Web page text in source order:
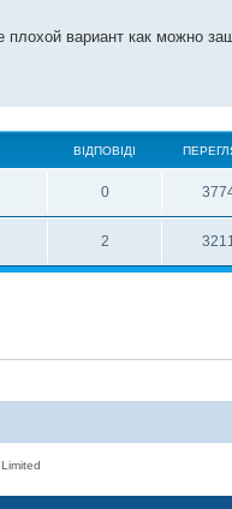
вариант как можно
ВІДПОВІДІ
0
2